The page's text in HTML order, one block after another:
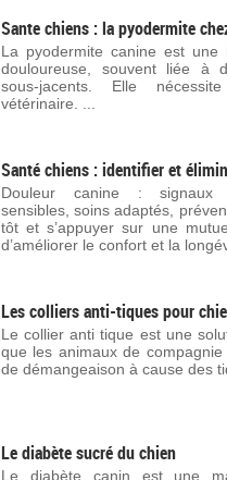
Sante chiens : la pyodermite
La pyodermite canine est une
douloureuse, souvent liée à
sous-jacents. Elle
vétérinaire. ...
Santé chiens : identifier et
Douleur canine : signaux
sensibles, soins adaptés,
tôt et s’appuyer sur une
d’améliorer le confort et la
Les colliers anti-tiques pour
Le collier anti tique est une
que les animaux de
de démangeaison à cause des
Le diabète sucré du chien
Le diabète canin est une